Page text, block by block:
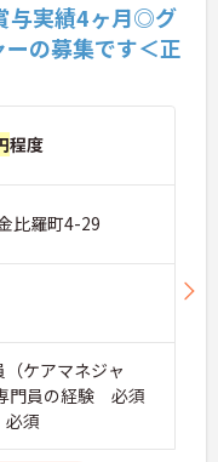
与実績4ヶ月◎グ
の募集です＜正
程度
比羅町4-29
ケアマネジャ
門員の経験 必須
須